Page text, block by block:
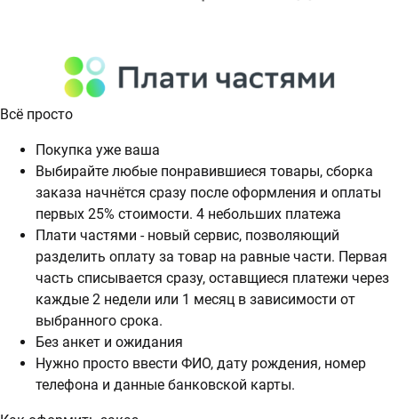
Всё просто
Покупка уже ваша
Выбирайте любые понравившиеся товары, сборка
заказа начнётся сразу после оформления и оплаты
первых 25% стоимости. 4 небольших платежа
Плати частями - новый сервис, позволяющий
разделить оплату за товар на равные части. Первая
часть списывается сразу, оставщиеся платежи через
каждые 2 недели или 1 месяц в зависимости от
выбранного срока.
Без анкет и ожидания
Нужно просто ввести ФИО, дату рождения, номер
телефона и данные банковской карты.